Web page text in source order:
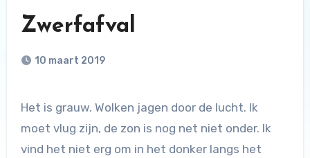
Zwerfafval
10 maart 2019
Het is grauw. Wolken jagen door de lucht. Ik
moet vlug zijn, de zon is nog net niet onder. Ik
vind het niet erg om in het donker langs het